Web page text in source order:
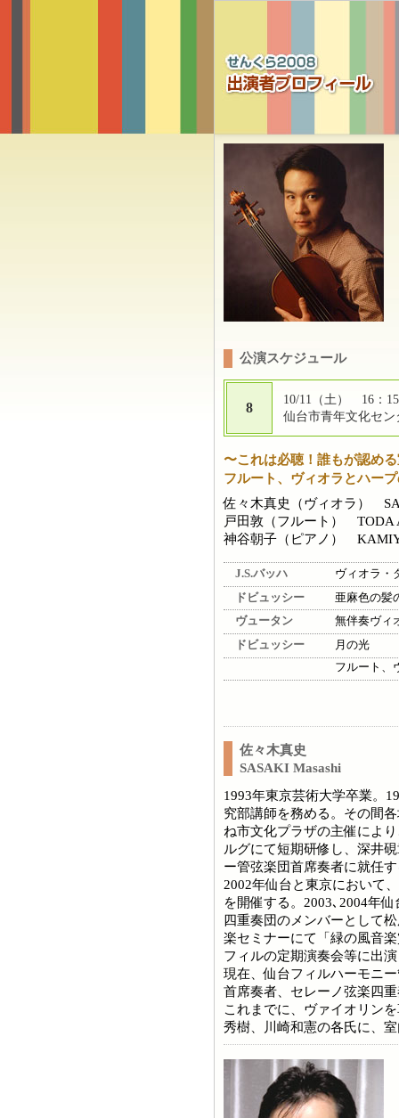
公演スケジュール
8
10/11（土） 16：
仙台市青年文化セ
〜これは必聴！誰もが認め
フルート、ヴィオラとハー
佐々木真史（ヴィオラ）
戸田敦（フルート） TODA
神谷朝子（ピアノ）
J.S.バッハ
ヴィオラ
ドビュッシー
亜麻色の髪
ヴュータン
無伴奏ヴィ
ドビュッシー
月の光
フルート、
佐々木真史
SASAKI Masashi
1993年東京芸術大学卒業。
究部講師を務める。その間
ね市文化プラザの主催によ
ルグにて短期研修し、深井
ー管弦楽団首席奏者に就任
2002年仙台と東京において
を開催する。2003､2004年
四重奏団のメンバーとして
楽セミナーにて「緑の風音
フィルの定期演奏会等に出
現在、仙台フィルハーモニ
首席奏者、セレーノ弦楽四
これまでに、ヴァイオリン
秀樹、川崎和憲の各氏に、